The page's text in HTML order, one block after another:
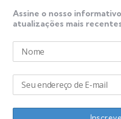
Assine o nosso
atualizações mais